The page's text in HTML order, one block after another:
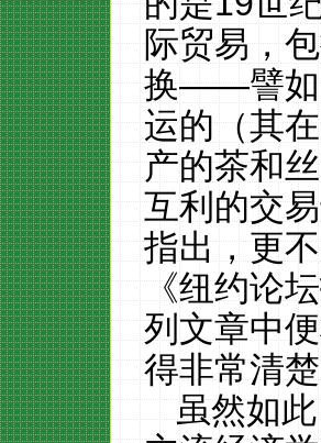
际贸易，
换——譬
运的（其
产的茶和丝
互利的交
指出，更
《纽约论
列文章中便
得非常清楚
虽然如